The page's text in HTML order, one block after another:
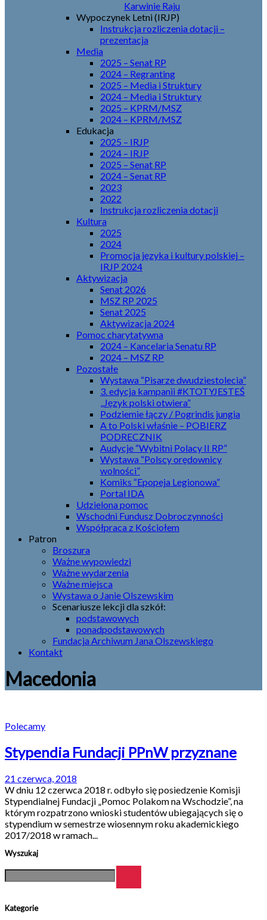
Karwinie Raju
Wypoczynek Letni (IRJP)
Instrukcja rozliczenia dotacji –
prezentacja
Media
2025 – Senat RP
2024 – Regranting
2025 – Media i Struktury
2024 – Media i Struktury
2025 – KPRM/MSZ
2024 – KPRM/MSZ
Edukacja
2025 – IRJP
2024 – IRJP
2025 – Senat RP
2024 – Senat RP
2023
2022
Instrukcja rozliczenia dotacji
Kultura
2025
2024
Promocja języka i kultury polskiej –
IRJP 2024
Aktywizacja
Senat 2026
MSZ RP 2025
Senat 2025
Aktywizacja 2024
Pomoc charytatywna
2024 – Kancelaria Senatu RP
2024 – MSZ RP
Pozostałe
Wystawa “Pisarze dwudziestolecia”
3. edycja kampanii #KTOTYJESTEŚ
„Język polski otwiera”
Podziemie łączy / Pogrindis jungia
A to Polski właśnie – POBIERZ
PODRECZNIK
Audycje “Wybitni Polacy II RP”
Wystawa “Polscy orędownicy
wolności”
Komiks “Epopeja Legionowa”
Portal IDA
Udzielona pomoc
Wschodni Fundusz Dobroczynności
Współpraca z Kościołem
Patron
Broszura
Ważne wypowiedzi
Ważne wydarzenia
Ważne miejsca
Wystawa o Janie Olszewskim
Scenariusze lekcji dla szkół:
podstawowych
ponadpodstawowych
Fundacja Archiwum Jana Olszewskiego
Kontakt
Macedonia
Polecamy
Stypendia Fundacji PPnW przyznane
21 czerwca, 2018
W dniu 12 czerwca 2018 r. odbyło się posiedzenie Komisji
Stypendialnej Fundacji „Pomoc Polakom na Wschodzie”, na
którym rozpatrzono wnioski studentów ubiegających się o
stypendium w semestrze wiosennym roku akademickiego
2017/2018 w ramach...
Wyszukaj
Kategorie